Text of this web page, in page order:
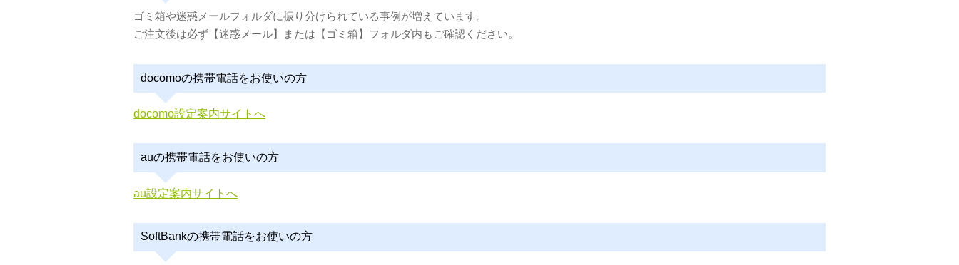
ゴミ箱や迷惑メールフォルダに振り分けられている事例が増えています。
ご注文後は必ず【迷惑メール】または【ゴミ箱】フォルダ内もご確認ください。
docomoの携帯電話をお使いの方
docomo設定案内サイトへ
auの携帯電話をお使いの方
au設定案内サイトへ
SoftBankの携帯電話をお使いの方